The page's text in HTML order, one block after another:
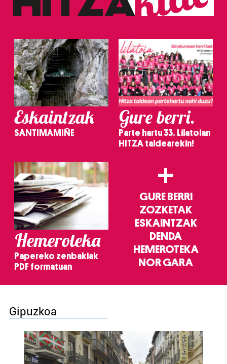
Eskaintzak
SANTIMAMIÑE
Gure berri.
Parte hartu 33. Lilatoian
HITZA taldearekin!
Hemeroteka
Papereko zenbakiak
PDF formatuan
+
GURE BERRI
ZOZKETAK
ESKAINTZAK
DENDA
HEMEROTEKA
NOR GARA
Gipuzkoa